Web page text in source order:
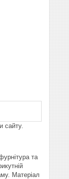
сайту.
та
Матеріал